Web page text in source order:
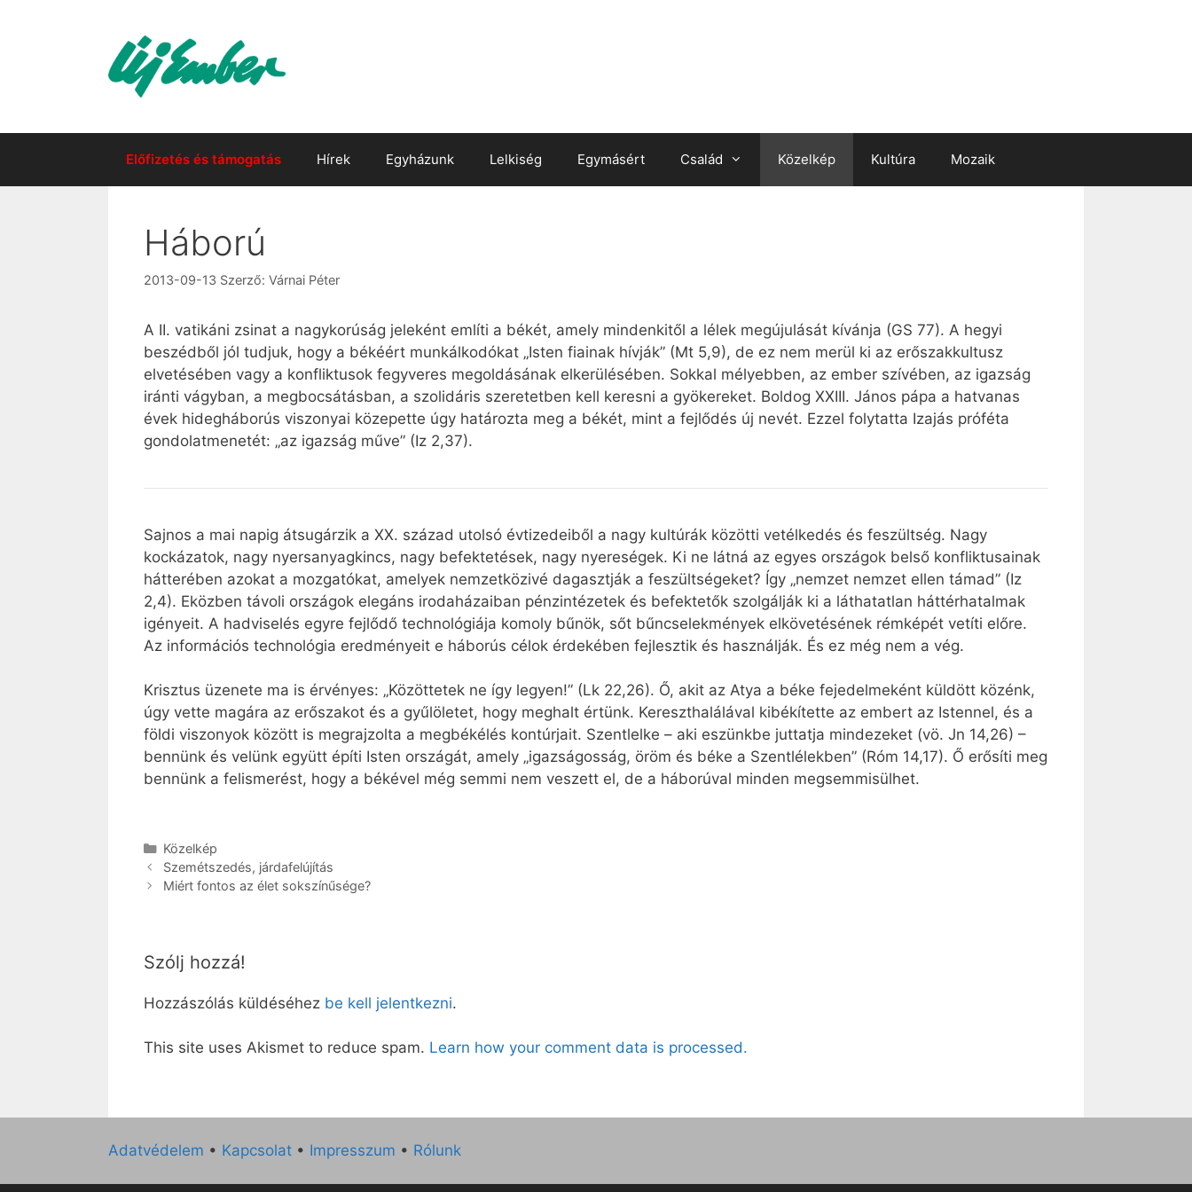
Előfizetés és támogatás Hírek Egyházunk Lelkiség Egymásért Család Közelkép Kultúra Mozaik
Háború
2013-09-13 Szerző: Várnai Péter
A II. vatikáni zsinat a nagykorúság jeleként említi a békét, amely mindenkitől a lélek megújulását kívánja (GS 77). A hegyi
beszédből jól tudjuk, hogy a békéért munkálkodókat „Isten fiainak hívják” (Mt 5,9), de ez nem merül ki az erőszakkultusz
elvetésében vagy a konfliktusok fegyveres megoldásának elkerülésében. Sokkal mélyebben, az ember szívében, az igazság
iránti vágyban, a megbocsátásban, a szolidáris szeretetben kell keresni a gyökereket. Boldog XXIII. János pápa a hatvanas
évek hidegháborús viszonyai közepette úgy határozta meg a békét, mint a fejlődés új nevét. Ezzel folytatta Izajás próféta
gondolatmenetét: „az igazság műve” (Iz 2,37).
Sajnos a mai napig átsugárzik a XX. század utolsó évtizedeiből a nagy kultúrák közötti vetélkedés és feszültség. Nagy
kockázatok, nagy nyersanyagkincs, nagy befektetések, nagy nyereségek. Ki ne látná az egyes országok belső konfliktusainak
hátterében azokat a mozgatókat, amelyek nemzetközivé dagasztják a feszültségeket? Így „nemzet nemzet ellen támad” (Iz
2,4). Eközben távoli országok elegáns irodaházaiban pénzintézetek és befektetők szolgálják ki a láthatatlan háttérhatalmak
igényeit. A hadviselés egyre fejlődő technológiája komoly bűnök, sőt bűncselekmények elkövetésének rémképét vetíti előre.
Az információs technológia eredményeit e háborús célok érdekében fejlesztik és használják. És ez még nem a vég.
Krisztus üzenete ma is érvényes: „Közöttetek ne így legyen!” (Lk 22,26). Ő, akit az Atya a béke fejedelmeként küldött közénk,
úgy vette magára az erőszakot és a gyűlöletet, hogy meghalt értünk. Kereszthalálával kibékítette az embert az Istennel, és a
földi viszonyok között is megrajzolta a megbékélés kontúrjait. Szentlelke – aki eszünkbe juttatja mindezeket (vö. Jn 14,26) –
bennünk és velünk együtt építi Isten országát, amely „igazságosság, öröm és béke a Szentlélekben” (Róm 14,17). Ő erősíti meg
bennünk a felismerést, hogy a békével még semmi nem veszett el, de a háborúval minden megsemmisülhet.
Kategória
Közelkép
Szemétszedés, járdafelújítás
Miért fontos az élet sokszínűsége?
Szólj hozzá!
Hozzászólás küldéséhez be kell jelentkezni.
This site uses Akismet to reduce spam. Learn how your comment data is processed.
Adatvédelem • Kapcsolat • Impresszum • Rólunk